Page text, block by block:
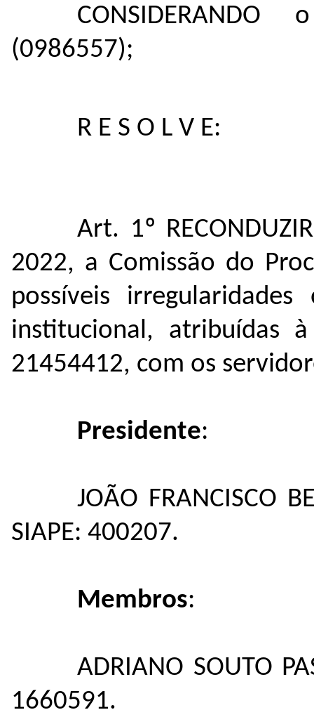
(0986557);
R E S O L V E:
Art. 1º
2022, a Comissão do
possíveis
institucional, atribuídas
21454412, com os
Presidente:
JOÃO FRANCISCO
SIAPE: 400207.
Membros:
ADRIANO SOUTO
1660591.